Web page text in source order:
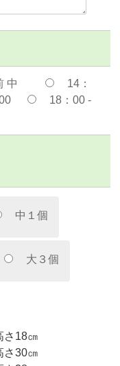
中
14：
18：00 -
中１個
大３個
さ18㎝
さ30㎝